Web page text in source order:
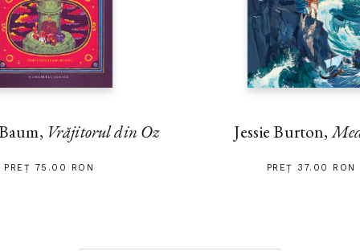
Vrăjitorul din Oz
PREȚ 75.00 RON
Jessie Burton,
PREȚ 37.00 RON